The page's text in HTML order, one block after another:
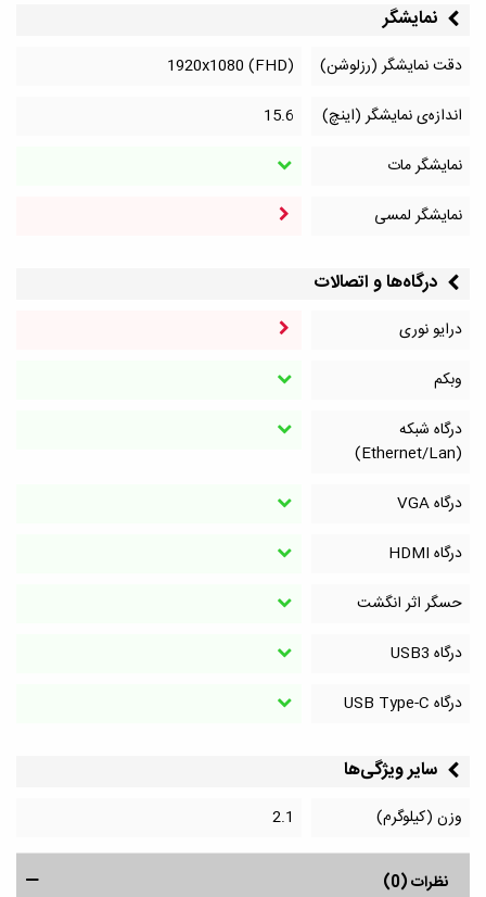
نمایشگر
دقت نمایشگر (رزلوشن)
1920x1080 (FHD)
اندازه‌ی نمایشگر (اینچ)
15.6
نمایشگر مات
نمایشگر لمسی
درگاه‌ها و اتصالات
درایو نوری
وبکم
درگاه شبکه
(Ethernet/Lan)
درگاه VGA
درگاه HDMI
حسگر اثر انگشت
درگاه‌ USB3
درگاه‌ USB Type-C
سایر ویژگی‌ها
وزن (کیلوگرم) 2.1
نظرات (0)